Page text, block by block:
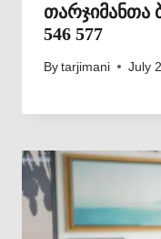
თარჯიმანთა
546 577
By tarjimani July